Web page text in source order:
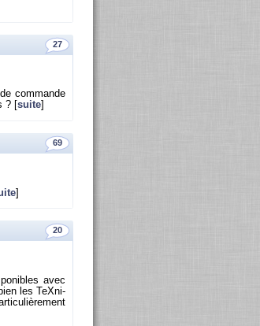
27
com­mande
[ suite
69
]
20
avec
les TeX­ni­